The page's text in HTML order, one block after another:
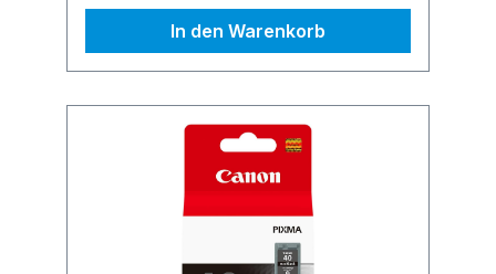
In den Warenkorb